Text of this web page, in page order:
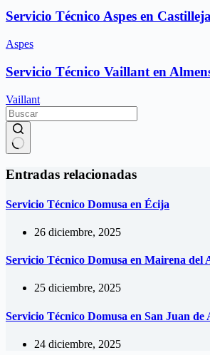
Servicio Técnico Aspes en
Aspes
Servicio Técnico Vaillant en
Vaillant
resultados
Entradas relacionadas
Servicio Técnico Domusa en Écija
26 diciembre, 2025
Servicio Técnico Domusa en Mairena del
25 diciembre, 2025
Servicio Técnico Domusa en San Juan de
24 diciembre, 2025